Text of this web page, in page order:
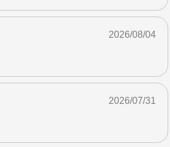
2026/08/04
2026/07/31